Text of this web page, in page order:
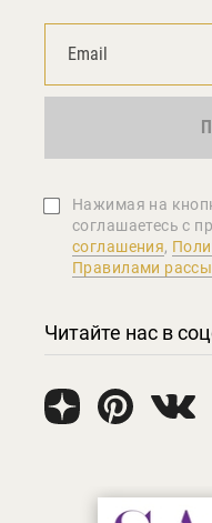
Нажимая на
соглашаетеcь с
соглашения,
Правилами
Читайте нас в